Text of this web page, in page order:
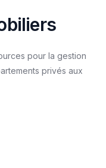
biliers
pour la gestion
privés aux